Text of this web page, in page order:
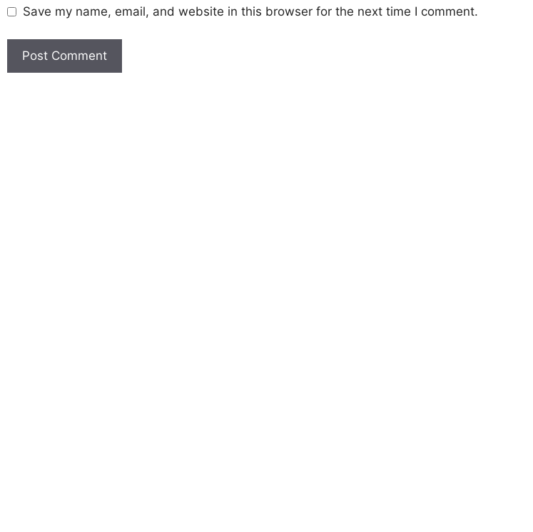
Save my name, email, and website in this browser for the next time I comment.